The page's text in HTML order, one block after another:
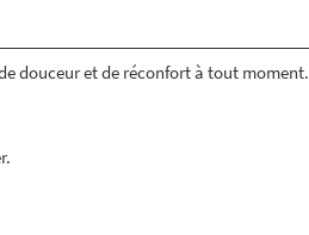
douceur et de réconfort à tout moment.